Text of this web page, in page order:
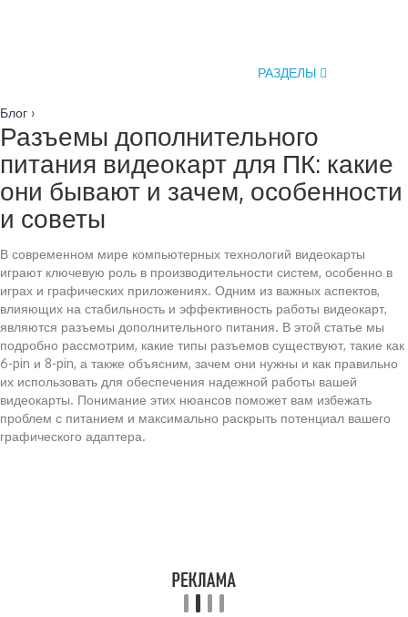
РАЗДЕЛЫ
Блог ›
Разъемы дополнительного
питания видеокарт для ПК: какие
они бывают и зачем, особенности
и советы
В современном мире компьютерных технологий видеокарты
играют ключевую роль в производительности систем, особенно в
играх и графических приложениях. Одним из важных аспектов,
влияющих на стабильность и эффективность работы видеокарт,
являются разъемы дополнительного питания. В этой статье мы
подробно рассмотрим, какие типы разъемов существуют, такие как
6-pin и 8-pin, а также объясним, зачем они нужны и как правильно
их использовать для обеспечения надежной работы вашей
видеокарты. Понимание этих нюансов поможет вам избежать
проблем с питанием и максимально раскрыть потенциал вашего
графического адаптера.